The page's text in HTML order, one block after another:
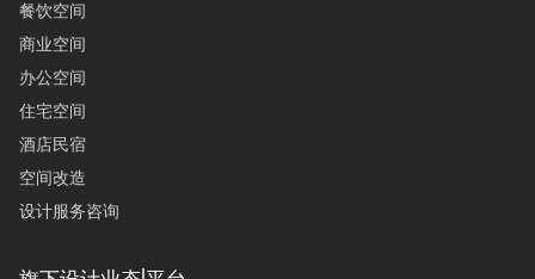
餐饮空间
商业空间
办公空间
住宅空间
酒店民宿
空间改造
设计服务咨询